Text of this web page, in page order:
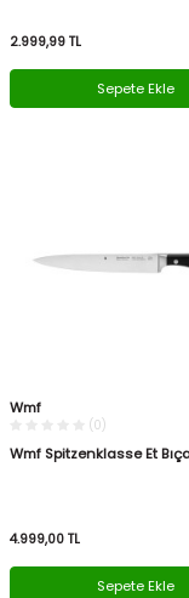
2.999,99 TL
Sepete Ekle
Wmf
(0)
Wmf Spitzenklasse Et
4.999,00 TL
Sepete Ekle